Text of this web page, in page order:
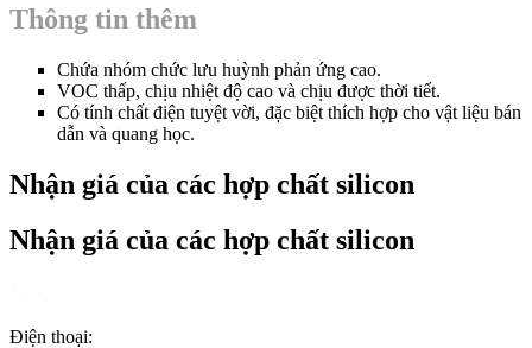
Thông tin thêm
Chứa nhóm chức lưu huỳnh phản ứng cao.
VOC thấp, chịu nhiệt độ cao và chịu được thời tiết.
Có tính chất điện tuyệt vời, đặc biệt thích hợp cho vật liệu bán
dẫn và quang học.
Nhận giá của các hợp chất silicon
Nhận giá của các hợp chất silicon
Điện thoại: